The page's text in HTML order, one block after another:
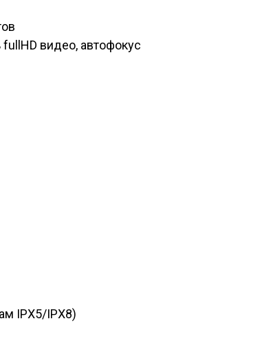
fullHD видео, автофокус
IPX5/IPX8)